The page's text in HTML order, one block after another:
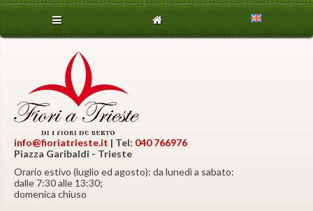
info@fioriatrieste.it | Tel: 040 766976
Piazza Garibaldi - Trieste
Orario estivo (luglio ed agosto): da lunedì a sabato:
dalle 7:30 alle 13:30;
domenica chiuso